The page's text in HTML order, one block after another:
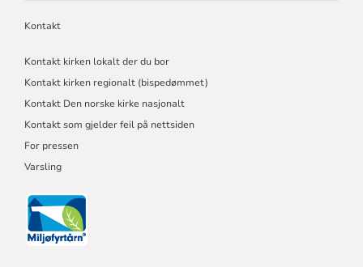
Kontakt
Kontakt kirken lokalt der du bor
Kontakt kirken regionalt (bispedømmet)
Kontakt Den norske kirke nasjonalt
Kontakt som gjelder feil på nettsiden
For pressen
Varsling